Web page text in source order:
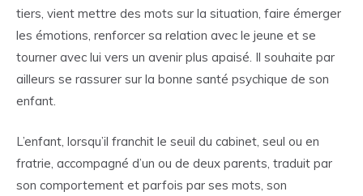
tiers, vient mettre des mots sur la situation, faire émerger
les émotions, renforcer sa relation avec le jeune et se
tourner avec lui vers un avenir plus apaisé. Il souhaite par
ailleurs se rassurer sur la bonne santé psychique de son
enfant.
L’enfant, lorsqu’il franchit le seuil du cabinet, seul ou en
fratrie, accompagné d’un ou de deux parents, traduit par
son comportement et parfois par ses mots, son